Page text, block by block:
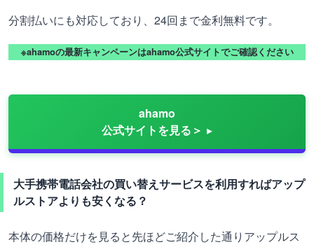
分割払いにも対応しており、24回まで金利無料です。
※ahamoの最新キャンペーンはahamo公式サイトでご確認ください
ahamo
公式サイトを見る＞
大手携帯電話会社の買い替えサービスを利用すればアップ
ルストアよりも安くなる？
本体の価格だけを見ると先ほどご紹介した通りアップルス